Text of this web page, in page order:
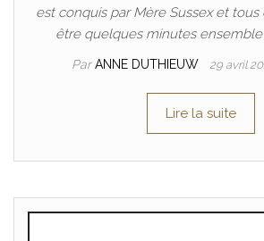
est conquis par Mère Sussex et tous
être quelques minutes ensemble
ParANNE DUTHIEUW 29 avril
Lire la suite